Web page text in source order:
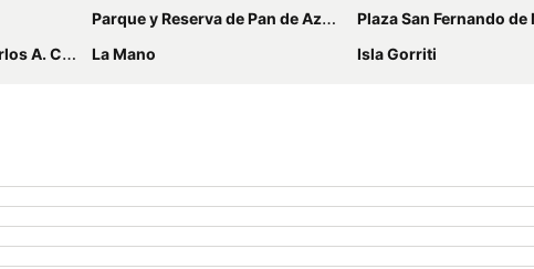
Parque y Reserva de Pan de Azúcar
Plaza San Fernando de
Airport La Mano Isla Gorriti